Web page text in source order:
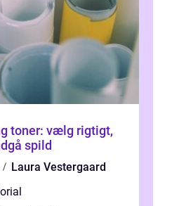
toner: vælg rigtigt,
spild
Laura Vestergaard